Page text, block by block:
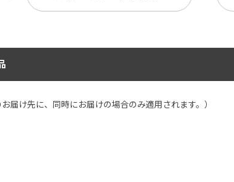
届け先に、同時にお届けの場合のみ適用されます。）